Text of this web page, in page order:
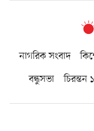
নাগরিক সংবাদ
বন্ধুসভা
চিরন্তন